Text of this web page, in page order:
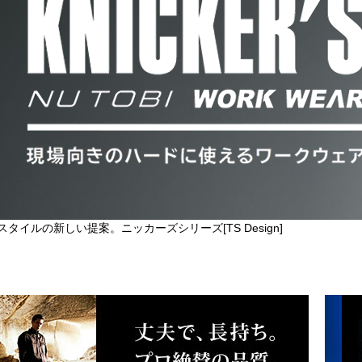
タイルの新しい提案。ニッカーズシリーズ[TS Design]